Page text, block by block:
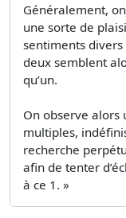
Généralement,
une sorte de
sentiments
deux semblent
qu’un.
On observe alors
multiples,
recherche
afin de tenter
à ce 1. »